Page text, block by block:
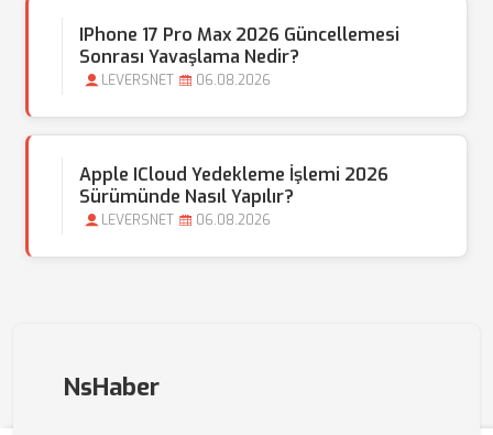
IPhone 17 Pro Max 2026 Güncellemesi
Sonrası Yavaşlama Nedir?
LEVERSNET 06.08.2026
Apple ICloud Yedekleme İşlemi 2026
Sürümünde Nasıl Yapılır?
LEVERSNET 06.08.2026
NsHaber